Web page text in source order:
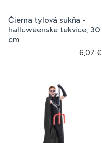
Čierna tylová sukňa -
halloweenske tekvice, 30
cm
6,07 €